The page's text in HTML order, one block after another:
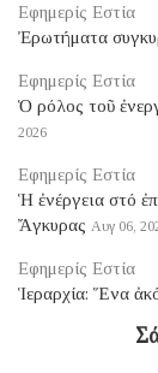
Εφημερίς Εστία
Ἐρωτήματα
Εφημερίς Εστία
Ὁ ρόλος τοῦ
2026
Εφημερίς Εστία
Ἡ ἐνέργεια στό
Ἄγκυρας Αυγ 06,
Εφημερίς Εστία
Ἱεραρχία: Ἕνα